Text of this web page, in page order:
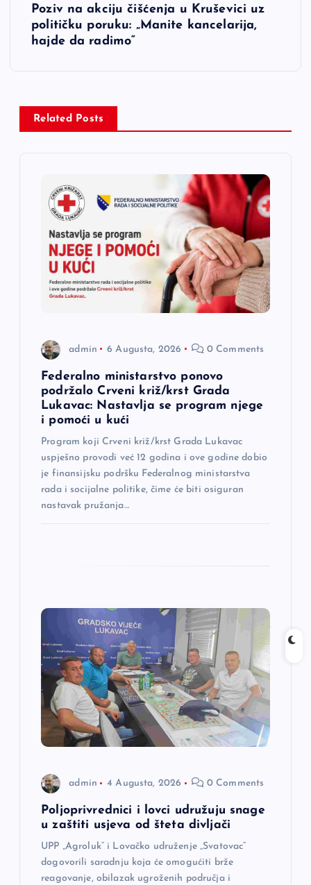
c
Poziv na akciju čišćenja u Kruševici uz
političku poruku: „Manite kancelarija,
hajde da radimo“
Related Posts
admin 6 Augusta, 2026 0 Comments
Federalno ministarstvo ponovo
podržalo Crveni križ/krst Grada
Lukavac: Nastavlja se program njege
i pomoći u kući
Program koji Crveni križ/krst Grada Lukavac
uspješno provodi već 12 godina i ove godine dobio
je finansijsku podršku Federalnog ministarstva
rada i socijalne politike, čime će biti osiguran
nastavak pružanja…
admin 4 Augusta, 2026 0 Comments
Poljoprivrednici i lovci udružuju snage
u zaštiti usjeva od šteta divljači
UPP „Agroluk“ i Lovačko udruženje „Svatovac“
dogovorili saradnju koja će omogućiti brže
reagovanje, obilazak ugroženih područja i